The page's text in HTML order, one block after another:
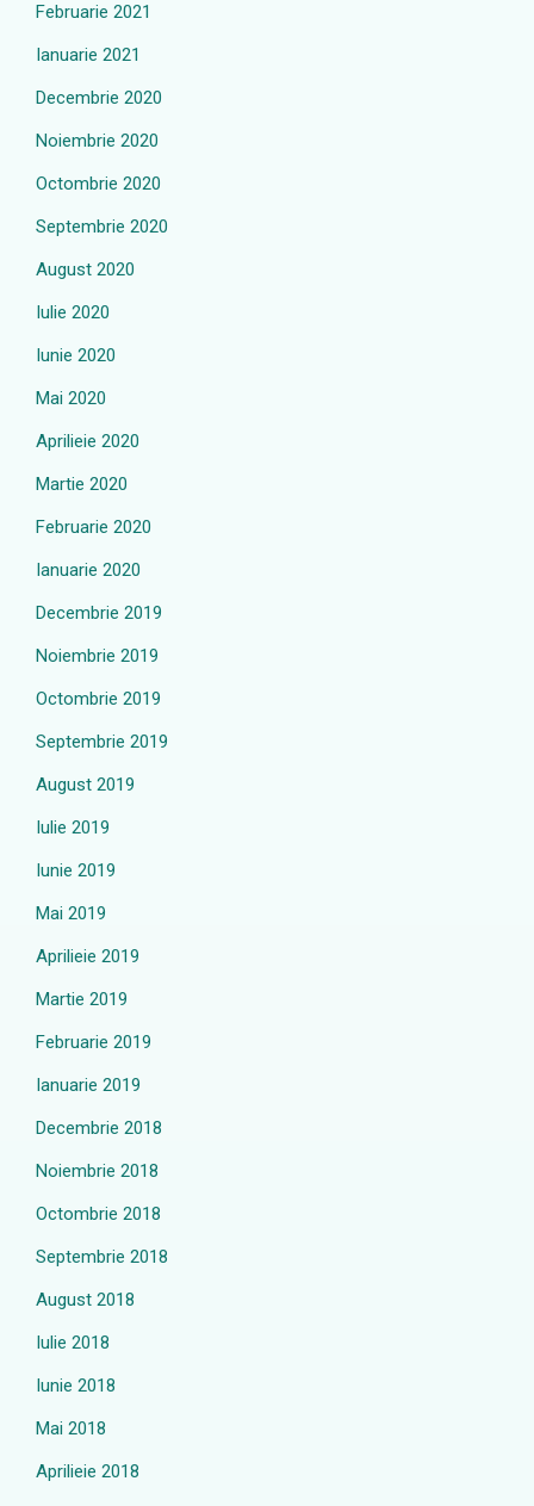
Februarie 2021
Ianuarie 2021
Decembrie 2020
Noiembrie 2020
Octombrie 2020
Septembrie 2020
August 2020
Iulie 2020
Iunie 2020
Mai 2020
Aprilieie 2020
Martie 2020
Februarie 2020
Ianuarie 2020
Decembrie 2019
Noiembrie 2019
Octombrie 2019
Septembrie 2019
August 2019
Iulie 2019
Iunie 2019
Mai 2019
Aprilieie 2019
Martie 2019
Februarie 2019
Ianuarie 2019
Decembrie 2018
Noiembrie 2018
Octombrie 2018
Septembrie 2018
August 2018
Iulie 2018
Iunie 2018
Mai 2018
Aprilieie 2018